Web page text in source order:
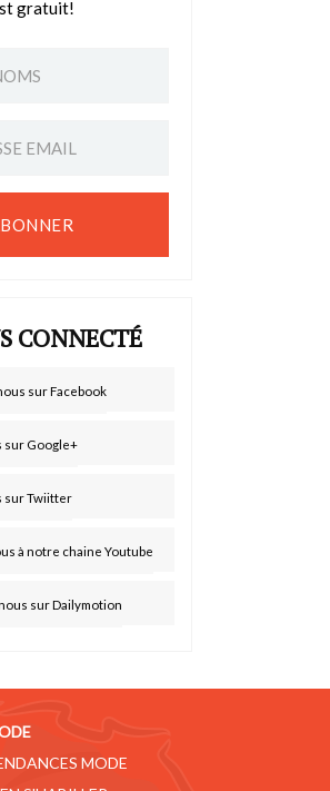
gratuit!
CONNECTÉ
sur Facebook
sur Google+
sur Twiitter
à notre chaine Youtube
sur Dailymotion
MODE